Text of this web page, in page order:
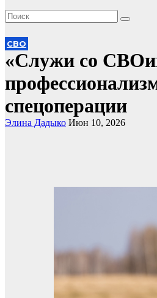
СВО
«Служи со
спецоперации
Элина Дадыко Июн 10, 2026